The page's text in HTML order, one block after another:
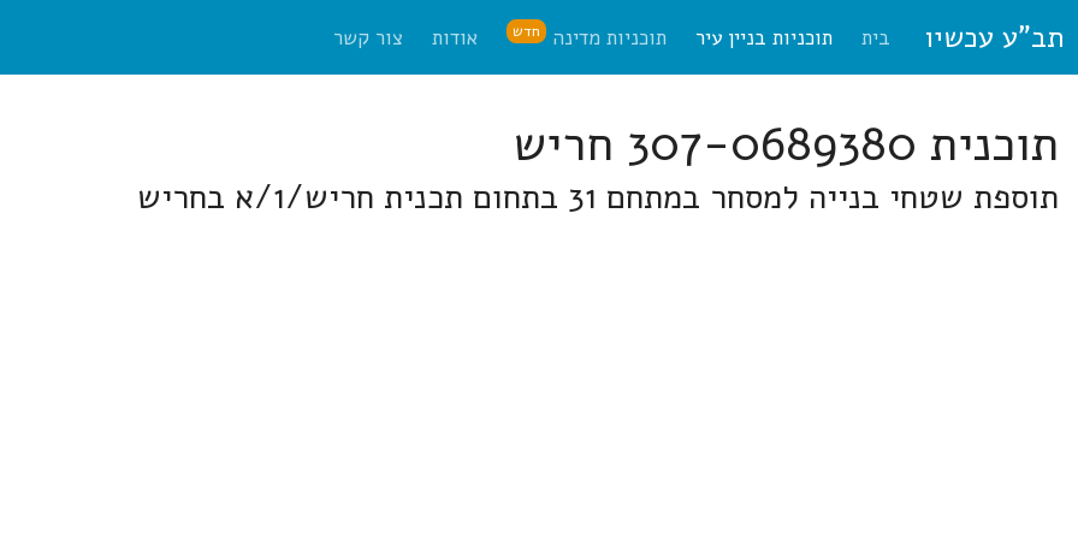
תב"ע עכשיו בית תוכניות בניין עיר תוכניות מדינה חדש אודות צור קשר
תוכנית 307-0689380 חריש
תוספת שטחי בנייה למסחר במתחם 31 בתחום תכנית חריש/1/א בחריש